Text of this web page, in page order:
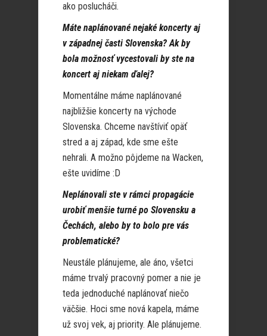
ako poslucháči.
Máte naplánované nejaké koncerty aj
v západnej časti Slovenska? Ak by
bola možnosť vycestovali by ste na
koncert aj niekam ďalej?
Momentálne máme naplánované
najbližšie koncerty na východe
Slovenska. Chceme navštíviť opäť
stred a aj západ, kde sme ešte
nehrali. A možno pôjdeme na Wacken,
ešte uvidíme :D
Neplánovali ste v rámci propagácie
urobiť menšie turné po Slovensku a
Čechách, alebo by to bolo pre vás
problematické?
Neustále plánujeme, ale áno, všetci
máme trvalý pracovný pomer a nie je
teda jednoduché naplánovať niečo
väčšie. Hoci sme nová kapela, máme
už svoj vek, aj priority. Ale plánujeme.